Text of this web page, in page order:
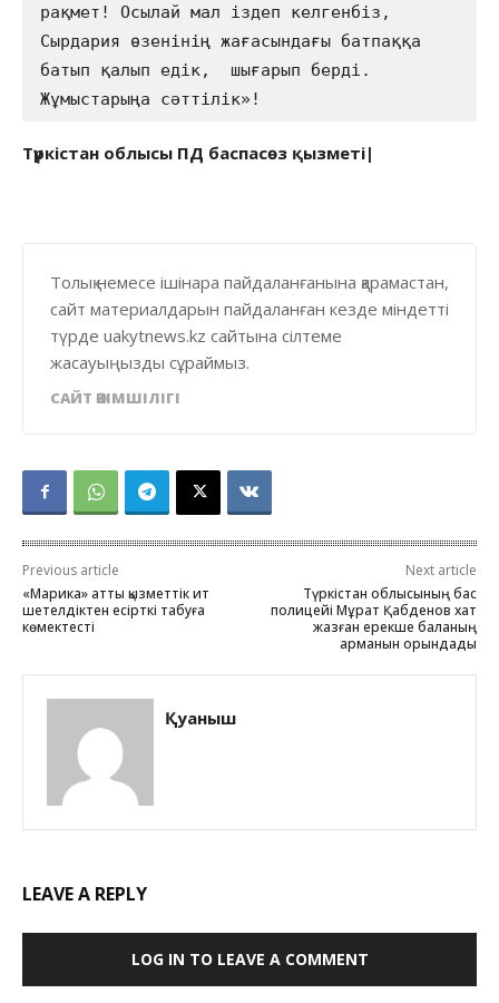
рақмет! Осылай мал іздеп келгенбіз,
Сырдария өзенінің жағасындағы батпаққа
батып қалып едік,  шығарып берді.
Жұмыстарыңа сәттілік»!
Түркістан облысы ПД баспасөз қызметі|
Толық немесе ішінара пайдаланғанына қарамастан,
сайт материалдарын пайдаланған кезде міндетті
түрде uakytnews.kz сайтына сілтеме
жасауыңызды сұраймыз.
САЙТ ӘКІМШІЛІГІ
Previous article
«Марика» атты қызметтік ит
шетелдіктен есірткі табуға
көмектесті
Next article
Түркістан облысының бас
полицейі Мұрат Қабденов хат
жазған ерекше баланың
арманын орындады
Қуаныш
LEAVE A REPLY
LOG IN TO LEAVE A COMMENT